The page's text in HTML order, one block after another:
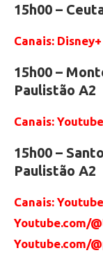
15h00 –
Canais: Disney+
15h00 –
Paulistão A2
Canais:
15h00 –
Paulistão A2
Canais:
Youtube.com/
Youtube.com/